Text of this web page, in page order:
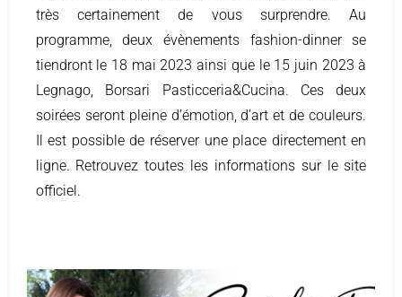
très certainement de vous surprendre. Au
programme, deux évènements fashion-dinner se
tiendront le 18 mai 2023 ainsi que le 15 juin 2023 à
Legnago, Borsari Pasticceria&Cucina. Ces deux
soirées seront pleine d’émotion, d’art et de couleurs.
Il est possible de réserver une place directement en
ligne. Retrouvez toutes les informations sur le site
officiel.